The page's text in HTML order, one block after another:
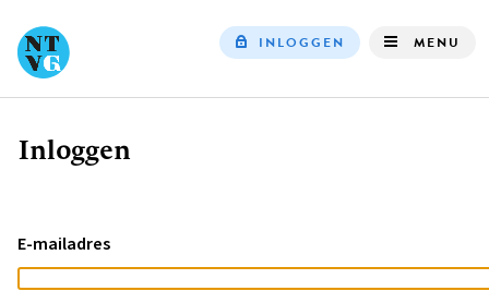
INLOGGEN MENU
Kruimelpad
Inloggen
E-mailadres